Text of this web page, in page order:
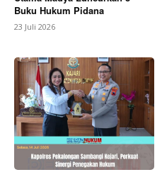
Buku Hukum Pidana
23 Juli 2026